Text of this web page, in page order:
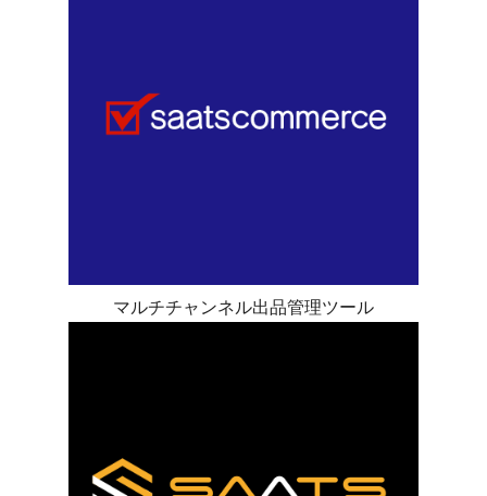
マルチチャンネル出品管理ツール